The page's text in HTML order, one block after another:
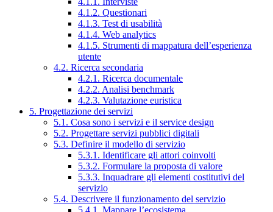
4.1.2. Questionari
4.1.3. Test di usabilità
4.1.4. Web analytics
4.1.5. Strumenti di mappatura dell’esperienza
utente
4.2. Ricerca secondaria
4.2.1. Ricerca documentale
4.2.2. Analisi benchmark
4.2.3. Valutazione euristica
5. Progettazione dei servizi
5.1. Cosa sono i servizi e il service design
5.2. Progettare servizi pubblici digitali
5.3. Definire il modello di servizio
5.3.1. Identificare gli attori coinvolti
5.3.2. Formulare la proposta di valore
5.3.3. Inquadrare gli elementi costitutivi del
servizio
5.4. Descrivere il funzionamento del servizio
5.4.1. Mappare l’ecosistema